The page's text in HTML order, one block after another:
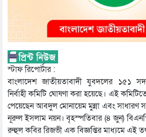
স্টাফ রিপোর্টার :
বাংলাদেশ জাতীয়তাবাদী যুবদলের ১৫১
নির্বাহী কমিটি ঘোষণা করা হয়েছে। এই
পেয়েছেন আবদুল মোনায়েম মুন্না এবং সাধারণ
নূরুল ইসলাম নয়ন। বৃহস্পতিবার (৪ জুন)
রুহুল কবির রিজভী এক বিজ্ঞপ্তির মাধ্যমে এই